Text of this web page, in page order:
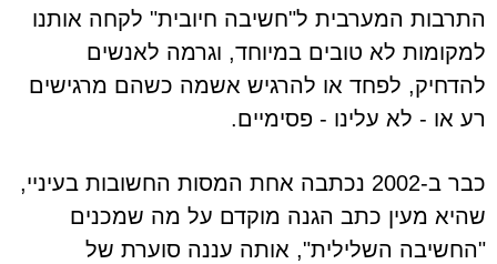
התרבות המערבית ל"חשיבה חיובית" לקחה אותנו
למקומות לא טובים במיוחד, וגרמה לאנשים
להדחיק, לפחד או להרגיש אשמה כשהם מרגישים
רע או - לא עלינו - פסימיים.
כבר ב-2002 נכתבה אחת המסות החשובות בעיניי,
שהיא מעין כתב הגנה מוקדם על מה שמכנים
"החשיבה השלילית", אותה עננה סוערת של